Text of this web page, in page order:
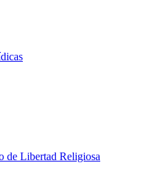
de Libertad Religiosa